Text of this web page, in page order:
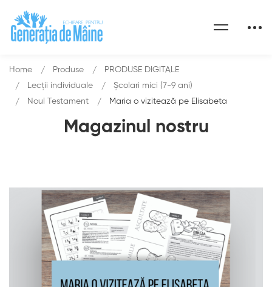
Magazinul nostru
Home Produse
PRODUSE DIGITALE
Lecții individuale
Școlari mici (7-9 ani)
Noul Testament
Maria o vizitează pe Elisabeta